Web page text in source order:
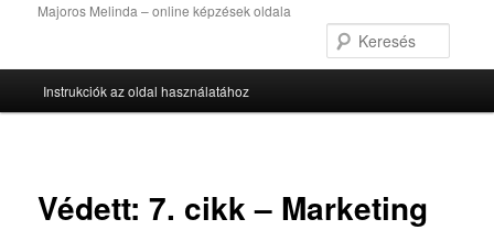
TovábbMajoros Melinda – online képzések oldala
Instrukciók az oldal használatához
Védett: 7. cikk – Marketing